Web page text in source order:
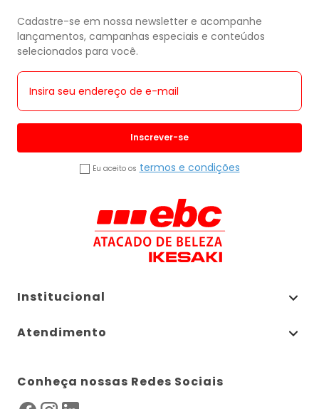
Cadastre-se em nossa newsletter e acompanhe
lançamentos, campanhas especiais e conteúdos
selecionados para você.
Inscrever-se
Eu aceito os termos e condições
Institucional
Atendimento
Conheça nossas Redes Sociais